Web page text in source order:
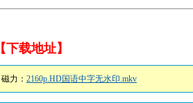
【下载地址】
磁力： 2160p.HD国语中字无水印.mkv